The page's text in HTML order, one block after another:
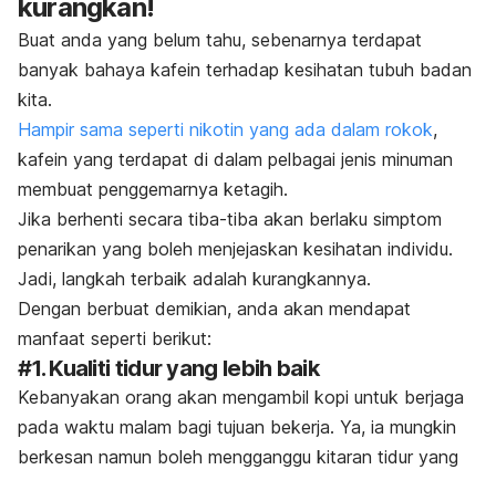
kurangkan!
Buat anda yang belum tahu, sebenarnya terdapat
banyak bahaya kafein terhadap kesihatan tubuh badan
kita.
Hampir sama seperti nikotin yang ada dalam rokok,
kafein yang terdapat di dalam pelbagai jenis minuman
membuat penggemarnya ketagih.
Jika berhenti secara tiba-tiba akan berlaku simptom
penarikan yang boleh menjejaskan kesihatan individu.
Jadi, langkah terbaik adalah kurangkannya.
Dengan berbuat demikian, anda akan mendapat
manfaat seperti berikut:
#1. Kualiti tidur yang lebih baik
Kebanyakan orang akan mengambil kopi untuk berjaga
pada waktu malam bagi tujuan bekerja. Ya, ia mungkin
berkesan namun boleh mengganggu kitaran tidur yang